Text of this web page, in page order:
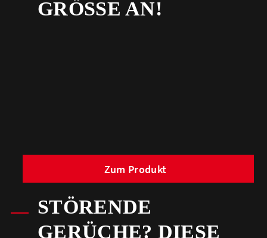
GRÖSSE AN!
Zum Produkt
STÖRENDE
GERÜCHE? DIESE